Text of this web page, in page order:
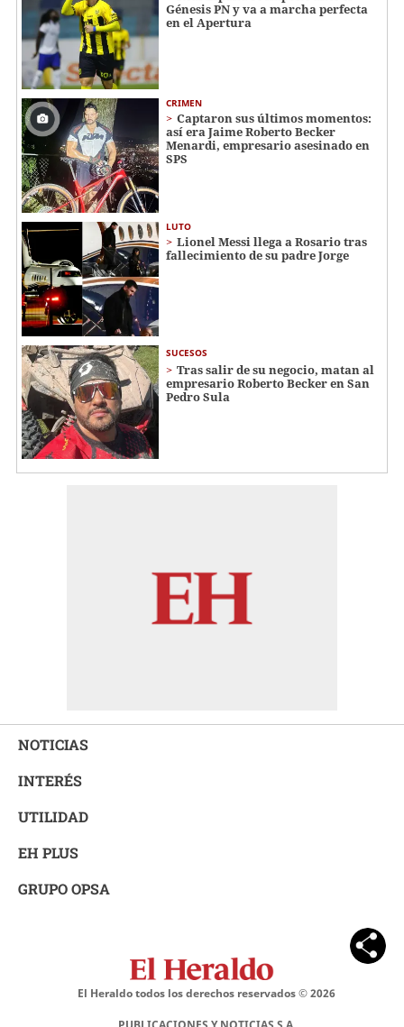
Génesis PN y va a marcha perfecta
en el Apertura
CRIMEN
Captaron sus últimos momentos:
así era Jaime Roberto Becker
Menardi​​​, empresario asesinado en
SPS
LUTO
Lionel Messi llega a Rosario tras
fallecimiento de su padre Jorge
SUCESOS
Tras salir de su negocio, matan al
empresario Roberto Becker en San
Pedro Sula
NOTICIAS
INTERÉS
UTILIDAD
EH PLUS
GRUPO OPSA
El Heraldo todos los derechos reservados ©2026